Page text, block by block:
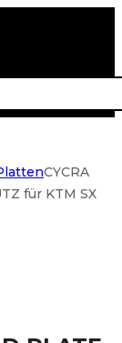
CYCRA
für KTM SX